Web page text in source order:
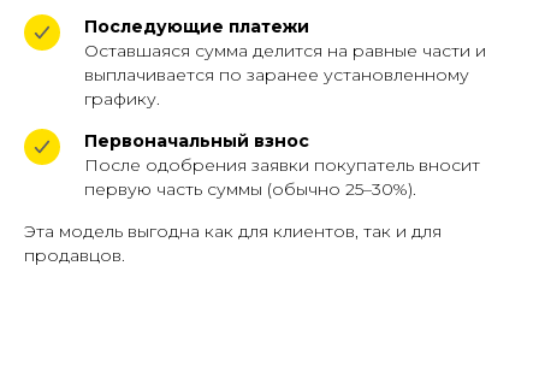
Последующие платежи
Оставшаяся сумма делится на равные части и
выплачивается по заранее установленному
графику.
Первоначальный взнос
После одобрения заявки покупатель вносит
первую часть суммы (обычно 25–30%).
Эта модель выгодна как для клиентов, так и для
продавцов.